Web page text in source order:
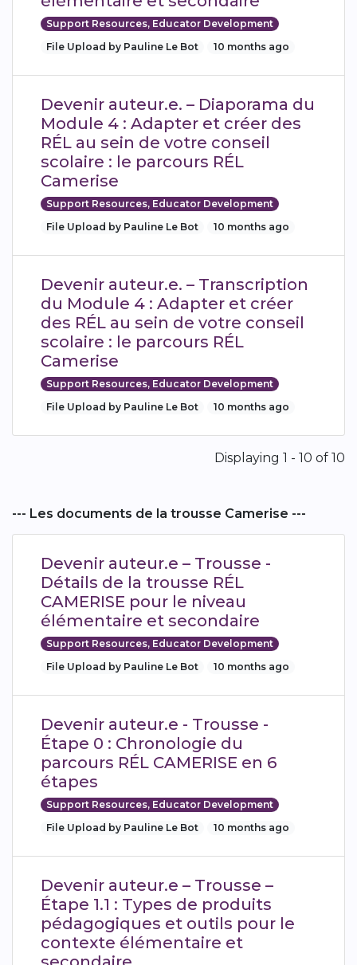
Support Resources, Educator Development
File Upload by Pauline Le Bot
10 months ago
Devenir auteur.e. – Diaporama du
Module 4 : Adapter et créer des
RÉL au sein de votre conseil
scolaire : le parcours RÉL
Camerise
Support Resources, Educator Development
File Upload by Pauline Le Bot
10 months ago
Devenir auteur.e. – Transcription
du Module 4 : Adapter et créer
des RÉL au sein de votre conseil
scolaire : le parcours RÉL
Camerise
Support Resources, Educator Development
File Upload by Pauline Le Bot
10 months ago
Displaying 1 - 10 of 10
--- Les documents de la trousse Camerise ---
Devenir auteur.e – Trousse -
Détails de la trousse RÉL
CAMERISE pour le niveau
élémentaire et secondaire
Support Resources, Educator Development
File Upload by Pauline Le Bot
10 months ago
Devenir auteur.e - Trousse -
Étape 0 : Chronologie du
parcours RÉL CAMERISE en 6
étapes
Support Resources, Educator Development
File Upload by Pauline Le Bot
10 months ago
Devenir auteur.e – Trousse –
Étape 1.1 : Types de produits
pédagogiques et outils pour le
contexte élémentaire et